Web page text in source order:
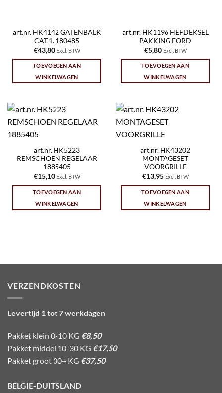
art.nr. HK4142 GATENBALK
CAT.1. 180485
€43,80 Excl. BTW
TOEVOEGEN AAN
WINKELWAGEN
art.nr. HK1196 HEFDEKSEL
PAKKING FORD
€5,80 Excl. BTW
TOEVOEGEN AAN
WINKELWAGEN
art.nr. HK5223
REMSCHOEN REGELAAR
1885405
€15,10 Excl. BTW
TOEVOEGEN AAN
WINKELWAGEN
art.nr. HK43202
MONTAGESET
VOORGRILLE
€13,95 Excl. BTW
TOEVOEGEN AAN
WINKELWAGEN
VERZENDKOSTEN
Levertijd 1 tot 7 werkdagen
Pakket klein 0-10 KG €8,50
Pakket middel 10-30 KG €17,50
Pakket groot 30+ KG €37,50
BELGIE-DUITSLAND